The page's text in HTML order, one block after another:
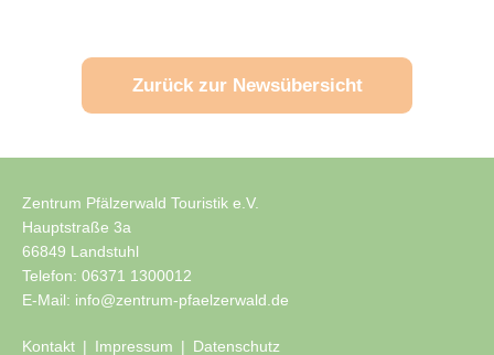
Zurück zur Newsübersicht
Zentrum Pfälzerwald Touristik e.V.
Hauptstraße 3a
66849 Landstuhl
Telefon: 06371 1300012
E-Mail: info@zentrum-pfaelzerwald.de
Kontakt Impressum Datenschutz